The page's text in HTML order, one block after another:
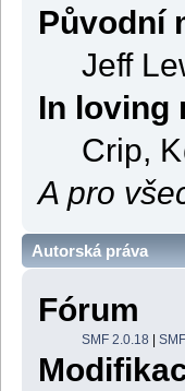
Původní
Jeff
In loving
Crip,
A pro
Autorská práva
Fórum
SMF 2.0.18 |